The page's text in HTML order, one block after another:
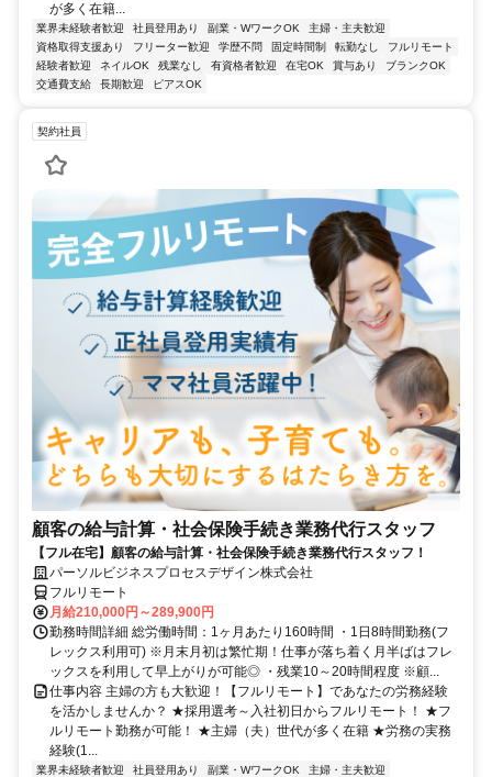
が多く在籍...
業界未経験者歓迎 社員登用あり 副業・WワークOK
主婦・主夫歓迎
資格取得支援あり
フリーター歓迎 学歴不問 固定時間制 転勤なし
フルリモート
経験者歓迎
ネイルOK 残業なし 有資格者歓迎 在宅OK 賞与あり
ブランクOK
交通費支給
長期歓迎 ピアスOK
契約社員
顧客の給与計算・社会保険手続き業務代行スタッフ
【フル在宅】顧客の給与計算・社会保険手続き業務代行スタッフ！
パーソルビジネスプロセスデザイン株式会社
フルリモート
月給210,000円～289,900円
勤務時間詳細 総労働時間：1ヶ月あたり160時間 ・1日8時間勤務(フ
レックス利用可) ※月末月初は繁忙期！仕事が落ち着く月半ばはフレ
ックスを利用して早上がりが可能◎ ・残業10～20時間程度 ※顧...
仕事内容 主婦の方も大歓迎！【フルリモート】であなたの労務経験
を活かしませんか？ ★採用選考～入社初日からフルリモート！ ★フ
ルリモート勤務が可能！ ★主婦（夫）世代が多く在籍 ★労務の実務
経験(1...
業界未経験者歓迎 社員登用あり 副業・WワークOK
主婦・主夫歓迎